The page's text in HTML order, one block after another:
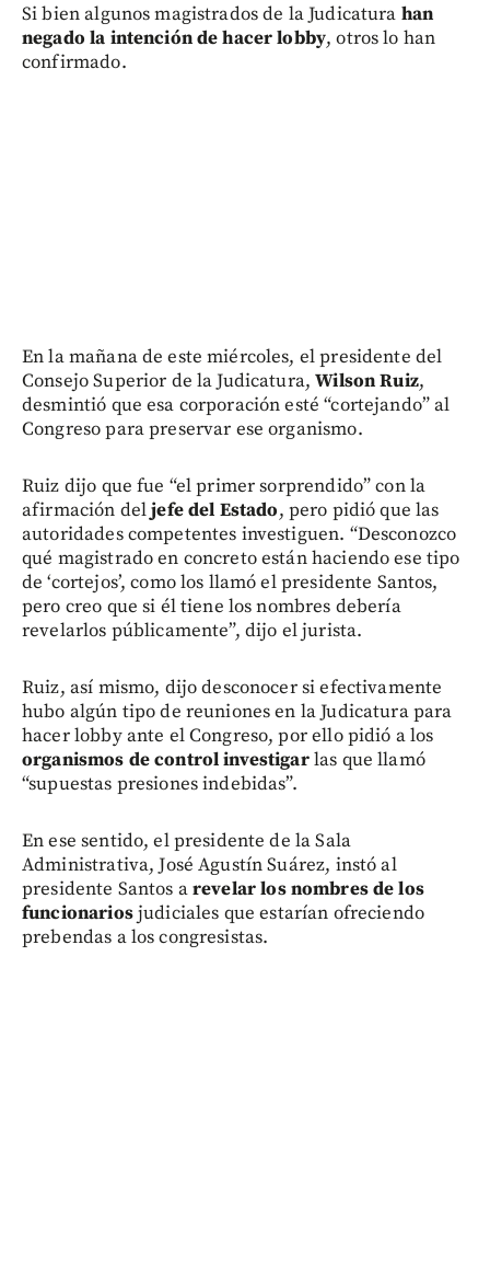
Si bien algunos magistrados de la Judicatura han
negado la intención de hacer lobby, otros lo han
confirmado.
En la mañana de este miércoles, el presidente del
Consejo Superior de la Judicatura, Wilson Ruiz,
desmintió que esa corporación esté “cortejando” al
Congreso para preservar ese organismo.
Ruiz dijo que fue “el primer sorprendido” con la
afirmación deljefe del Estado, pero pidió que las
autoridades competentes investiguen. “Desconozco
qué magistrado en concreto están haciendo ese tipo
de ‘cortejos’, como los llamó el presidente Santos,
pero creo que si él tiene los nombres debería
revelarlos públicamente”, dijo el jurista.
Ruiz, así mismo, dijo desconocer si efectivamente
hubo algún tipo de reuniones en la Judicatura para
hacer lobby ante el Congreso, por ello pidió a los
organismos de control investigarlas que llamó
“supuestas presiones indebidas”.
En ese sentido, el presidente de la Sala
Administrativa, José Agustín Suárez, instó al
presidente Santos arevelar los nombres de los
funcionariosjudiciales que estarían ofreciendo
prebendas a los congresistas.